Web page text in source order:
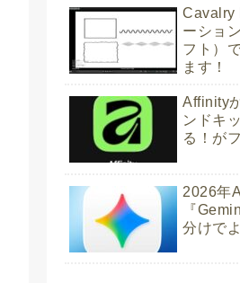
Cavalry
ーショ
フト）
ます！
Affinity
ンドキ
る！が
2026年
『
分けで